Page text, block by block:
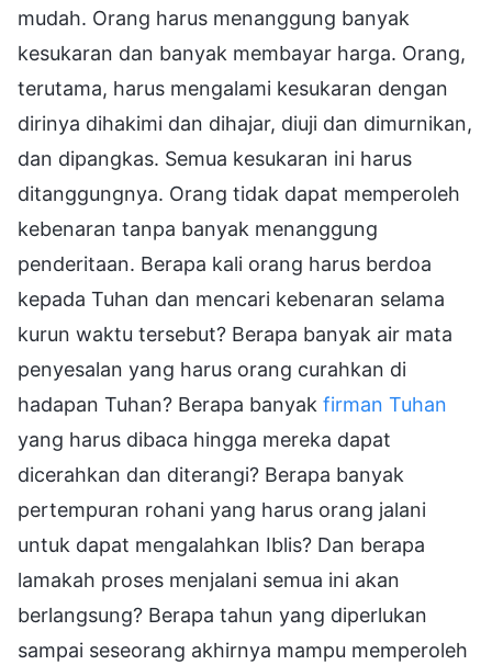
mudah. Orang harus menanggung banyak
kesukaran dan banyak membayar harga. Orang,
terutama, harus mengalami kesukaran dengan
dirinya dihakimi dan dihajar, diuji dan dimurnikan,
dan dipangkas. Semua kesukaran ini harus
ditanggungnya. Orang tidak dapat memperoleh
kebenaran tanpa banyak menanggung
penderitaan. Berapa kali orang harus berdoa
kepada Tuhan dan mencari kebenaran selama
kurun waktu tersebut? Berapa banyak air mata
penyesalan yang harus orang curahkan di
hadapan Tuhan? Berapa banyak firman Tuhan
yang harus dibaca hingga mereka dapat
dicerahkan dan diterangi? Berapa banyak
pertempuran rohani yang harus orang jalani
untuk dapat mengalahkan Iblis? Dan berapa
lamakah proses menjalani semua ini akan
berlangsung? Berapa tahun yang diperlukan
sampai seseorang akhirnya mampu memperoleh